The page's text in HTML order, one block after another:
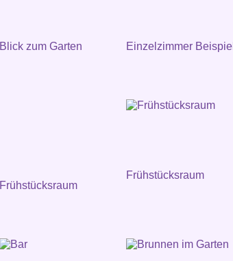
Blick zum Garten Einzelzimmer Beispiel
Frühstücksraum
Frühstücksraum